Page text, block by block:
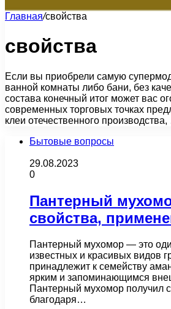
Главная/свойства
свойства
Если вы приобрели самую
ванной комнаты либо бани, без
состава конечный итог может вас
современных торговых точках
клеи отечественного
Бытовые вопросы
29.08.2023
0
Пантерный
свойства,
Пантерный мухомор — это
известных и красивых видов
принадлежит к семейству
ярким и запоминающимся
Пантерный мухомор получил
благодаря…